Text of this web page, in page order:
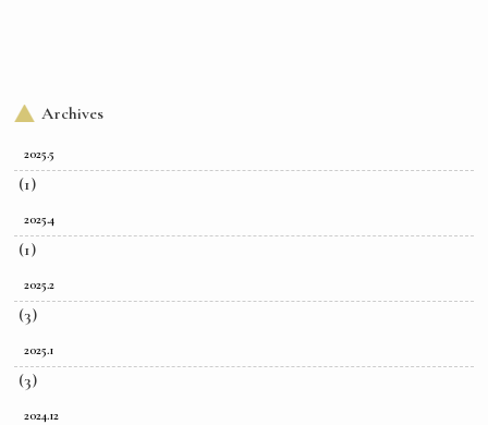
Archives
2025.5
(1)
2025.4
(1)
2025.2
(3)
2025.1
(3)
2024.12